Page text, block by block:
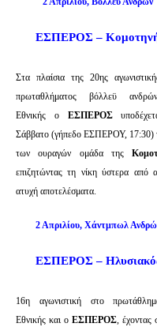
ΕΣΠΕΡΟΣ –
Στα πλαίσια της 20ης
πρωταθλήματος βόλλεϋ
Εθνικής ο ΕΣΠΕΡΟΣ
Σάββατο (γήπεδο ΕΣΠΕΡΟΥ, 17:30)
των ουραγών ομάδα της
επιζητώντας τη νίκη ύστερα από
ατυχή αποτελέσματα.
2 Απριλίου, Χάντμπωλ
ΕΣΠΕΡΟΣ –
16η αγωνιστική στο
Εθνικής και ο ΕΣΠΕΡΟΣ , έχοντας